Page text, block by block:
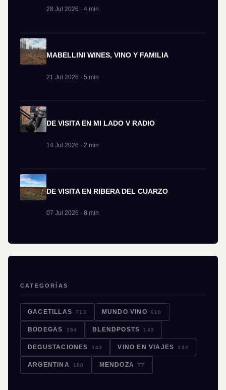
28 Jul 2026 · 4 min
MABELLINI WINES, VINO Y FAMILIA
21 Jul 2026 · 5 min
DE VISITA EN MI LADO V RADIO
14 Jul 2026 · 2 min
DE VISITA EN RIBERA DEL CUARZO
07 Jul 2026 · 8 min
CATEGORÍAS
GACETILLAS 713 MUNDO VINO 610
BODEGAS 194 BLENDPOSTS 143
DEGUSTACIONES 143 VINO EN VIAJES 132
ARGENTINA 100 MENDOZA 77